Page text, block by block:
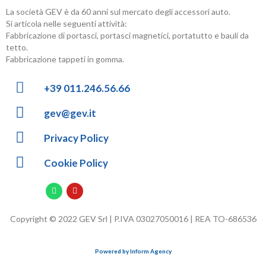
La società GEV è da 60 anni sul mercato degli accessori auto.
Si articola nelle seguenti attività:
Fabbricazione di portasci, portasci magnetici, portatutto e bauli da
tetto.
Fabbricazione tappeti in gomma.
+39 011.246.56.66
gev@gev.it
Privacy Policy
Cookie Policy
Copyright © 2022 GEV Srl | P.IVA 03027050016 | REA TO-686536
Powered by Inform Agency